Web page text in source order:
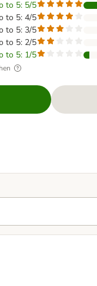
to 5: 5/5
to 5: 4/5
to 5: 3/5
to 5: 2/5
to 5: 1/5